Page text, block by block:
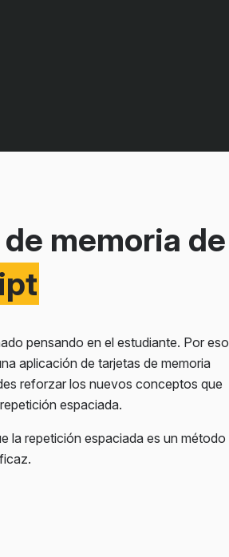
memoria de
pensando en el estudiante. Por eso
aplicación de tarjetas de memoria
reforzar los nuevos conceptos que
espaciada.
la repetición espaciada es un método